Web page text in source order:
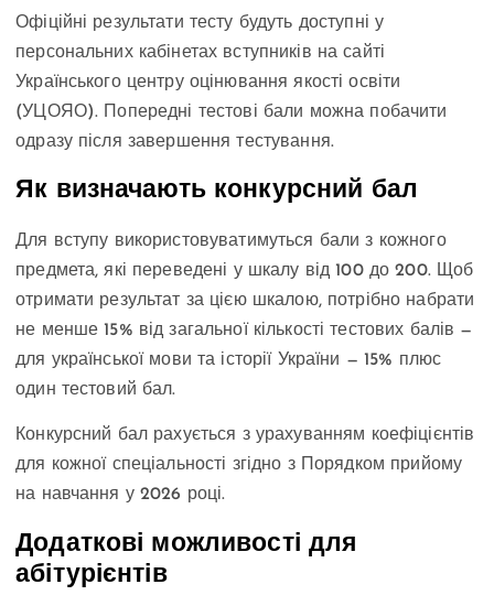
Офіційні результати тесту будуть доступні у
персональних кабінетах вступників на сайті
Українського центру оцінювання якості освіти
(УЦОЯО). Попередні тестові бали можна побачити
одразу після завершення тестування.
Як визначають конкурсний бал
Для вступу використовуватимуться бали з кожного
предмета, які переведені у шкалу від 100 до 200. Щоб
отримати результат за цією шкалою, потрібно набрати
не менше 15% від загальної кількості тестових балів —
для української мови та історії України — 15% плюс
один тестовий бал.
Конкурсний бал рахується з урахуванням коефіцієнтів
для кожної спеціальності згідно з Порядком прийому
на навчання у 2026 році.
Додаткові можливості для
абітурієнтів